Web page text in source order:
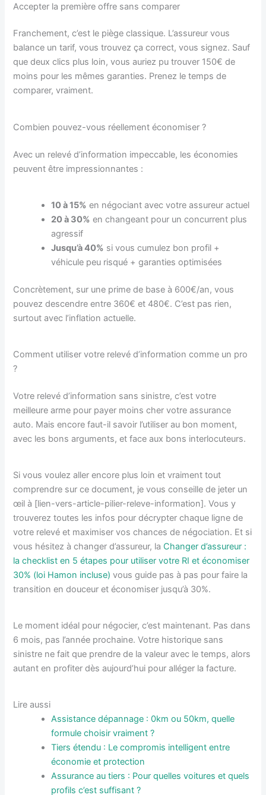
Accepter la première offre sans comparer
Franchement, c’est le piège classique. L’assureur vous
balance un tarif, vous trouvez ça correct, vous signez. Sauf
que deux clics plus loin, vous auriez pu trouver 150€ de
moins pour les mêmes garanties. Prenez le temps de
comparer, vraiment.
Combien pouvez-vous réellement économiser ?
Avec un relevé d’information impeccable, les économies
peuvent être impressionnantes :
10 à 15% en négociant avec votre assureur actuel
20 à 30% en changeant pour un concurrent plus
agressif
Jusqu’à 40% si vous cumulez bon profil +
véhicule peu risqué + garanties optimisées
Concrètement, sur une prime de base à 600€/an, vous
pouvez descendre entre 360€ et 480€. C’est pas rien,
surtout avec l’inflation actuelle.
Comment utiliser votre relevé d’information comme un pro
?
Votre relevé d’information sans sinistre, c’est votre
meilleure arme pour payer moins cher votre assurance
auto. Mais encore faut-il savoir l’utiliser au bon moment,
avec les bons arguments, et face aux bons interlocuteurs.
Si vous voulez aller encore plus loin et vraiment tout
comprendre sur ce document, je vous conseille de jeter un
œil à [lien-vers-article-pilier-releve-information]. Vous y
trouverez toutes les infos pour décrypter chaque ligne de
votre relevé et maximiser vos chances de négociation. Et si
vous hésitez à changer d’assureur, la Changer d’assureur :
la checklist en 5 étapes pour utiliser votre RI et économiser
30% (loi Hamon incluse) vous guide pas à pas pour faire la
transition en douceur et économiser jusqu’à 30%.
Le moment idéal pour négocier, c’est maintenant. Pas dans
6 mois, pas l’année prochaine. Votre historique sans
sinistre ne fait que prendre de la valeur avec le temps, alors
autant en profiter dès aujourd’hui pour alléger la facture.
Lire aussi
Assistance dépannage : 0km ou 50km, quelle
formule choisir vraiment ?
Tiers étendu : Le compromis intelligent entre
économie et protection
Assurance au tiers : Pour quelles voitures et quels
profils c’est suffisant ?